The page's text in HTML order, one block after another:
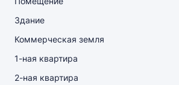
Здание
Коммерческая земля
1-ная квартира
2-ная квартира